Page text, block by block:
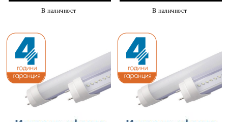
В наличност В наличност